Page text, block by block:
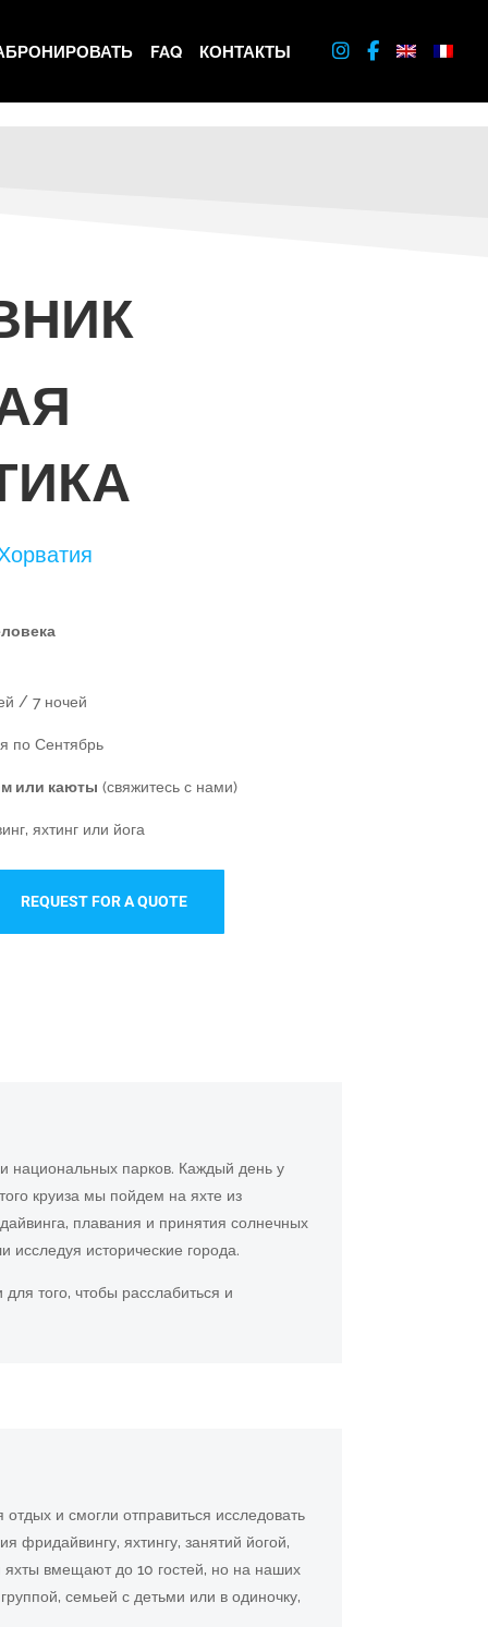
FAQ КОНТАКТЫ
/ 7 ночей
по Сентябрь
или каюты (свяжитесь с нами)
яхтинг или йога
REQUEST FOR A QUOTE
национальных парков. Каждый день у
круиза мы пойдем на яхте из
плавания и принятия солнечных
исследуя исторические города.
того, чтобы расслабиться и
и смогли отправиться исследовать
фридайвингу, яхтингу, занятий йогой,
яхты вмещают до 10 гостей, но на наших
семьей с детьми или в одиночку,